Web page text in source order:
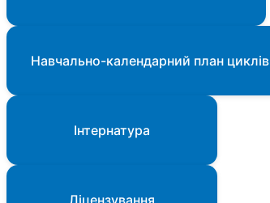
Навчально-календарний план циклів
Інтернатура
Ліцензування